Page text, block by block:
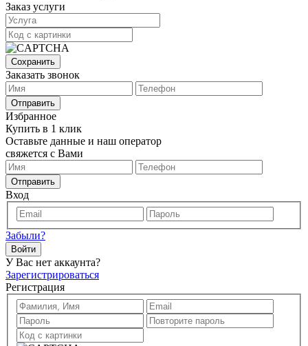
Заказ услуги
Сохранить
Заказать звонок
Отправить
Избранное
Купить в 1 клик
Оставьте данные и наш оператор
свяжется с Вами
Отправить
Вход
Забыли?
Войти
У Вас нет аккаунта?
Зарегистрироваться
Регистрация